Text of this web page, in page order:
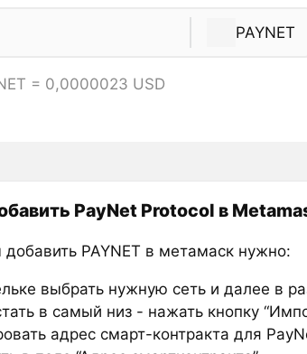
PAYNET
= 0,0000023 USD
PayNet Protocol в
PAYNET в метамаск нужно:
выбрать нужную сеть и далее в
в самый низ - нажать кнопку
адрес смарт-контракта для